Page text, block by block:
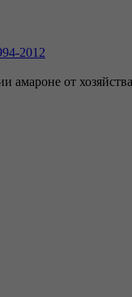
2012
амароне от